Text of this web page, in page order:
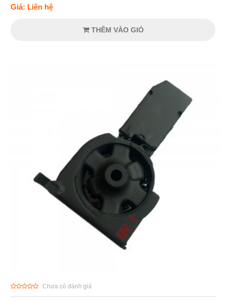
Giá: Liên hệ
THÊM VÀO GIỎ
Chưa có đánh giá